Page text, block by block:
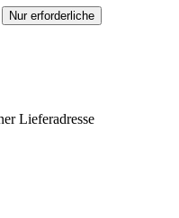
Nur erforderliche
Lieferadresse